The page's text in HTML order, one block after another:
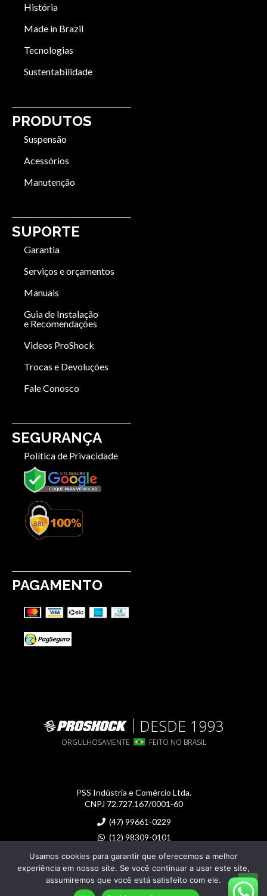
História
Made in Brazil
Tecnologias
Sustentabilidade
PRODUTOS
Suspensão
Acessórios
Manutenção
SUPORTE
Garantia
Serviços e orçamentos
Manuais
Guia de Instalação
e Recomendações
Videos ProShock
Trocas e Devoluções
Fale Conosco
SEGURANÇA
Política de Privacidade
PAGAMENTO
DESDE 1993
ORGULHOSAMENTE FEITO NO BRASIL
PSS Indústria e Comércio Ltda.
CNPJ 72.727.167/0001-60
(47) 99661-0229
(12) 98309-0101
proshock@proshock.com.br
Imagens meramente ilustrativas
Usamos cookies para garantir que oferecemos a melhor
experiência em nosso site. Se você continuar a usar este site,
assumiremos que você está satisfeito com ele.